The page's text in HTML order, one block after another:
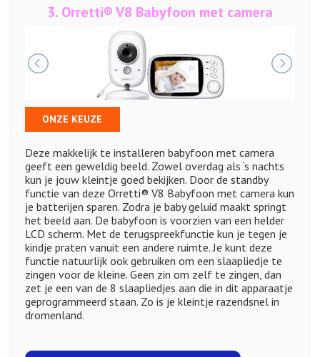
3. Orretti® V8 Babyfoon met camera
ONZE KEUZE
Deze makkelijk te installeren babyfoon met camera
geeft een geweldig beeld. Zowel overdag als ‘s nachts
kun je jouw kleintje goed bekijken. Door de standby
functie van deze Orretti® V8 Babyfoon met camera kun
je batterijen sparen. Zodra je baby geluid maakt springt
het beeld aan. De babyfoon is voorzien van een helder
LCD scherm. Met de terugspreekfunctie kun je tegen je
kindje praten vanuit een andere ruimte. Je kunt deze
functie natuurlijk ook gebruiken om een slaapliedje te
zingen voor de kleine. Geen zin om zelf te zingen, dan
zet je een van de 8 slaapliedjes aan die in dit apparaatje
geprogrammeerd staan. Zo is je kleintje razendsnel in
dromenland.